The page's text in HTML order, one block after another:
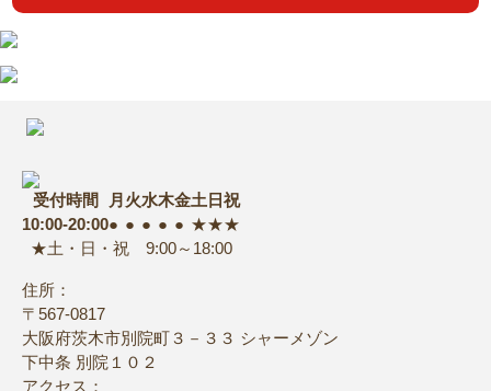
受付時間 月 火水木金土 日祝
10:00-20:00● ● ● ● ● ★★★
★土・日・祝 9:00～18:00
住所：
〒567-0817
大阪府茨木市別院町３－３３ シャーメゾン
下中条 別院１０２
アクセス：